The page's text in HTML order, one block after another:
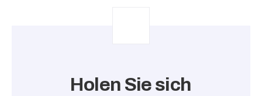
Holen Sie sich